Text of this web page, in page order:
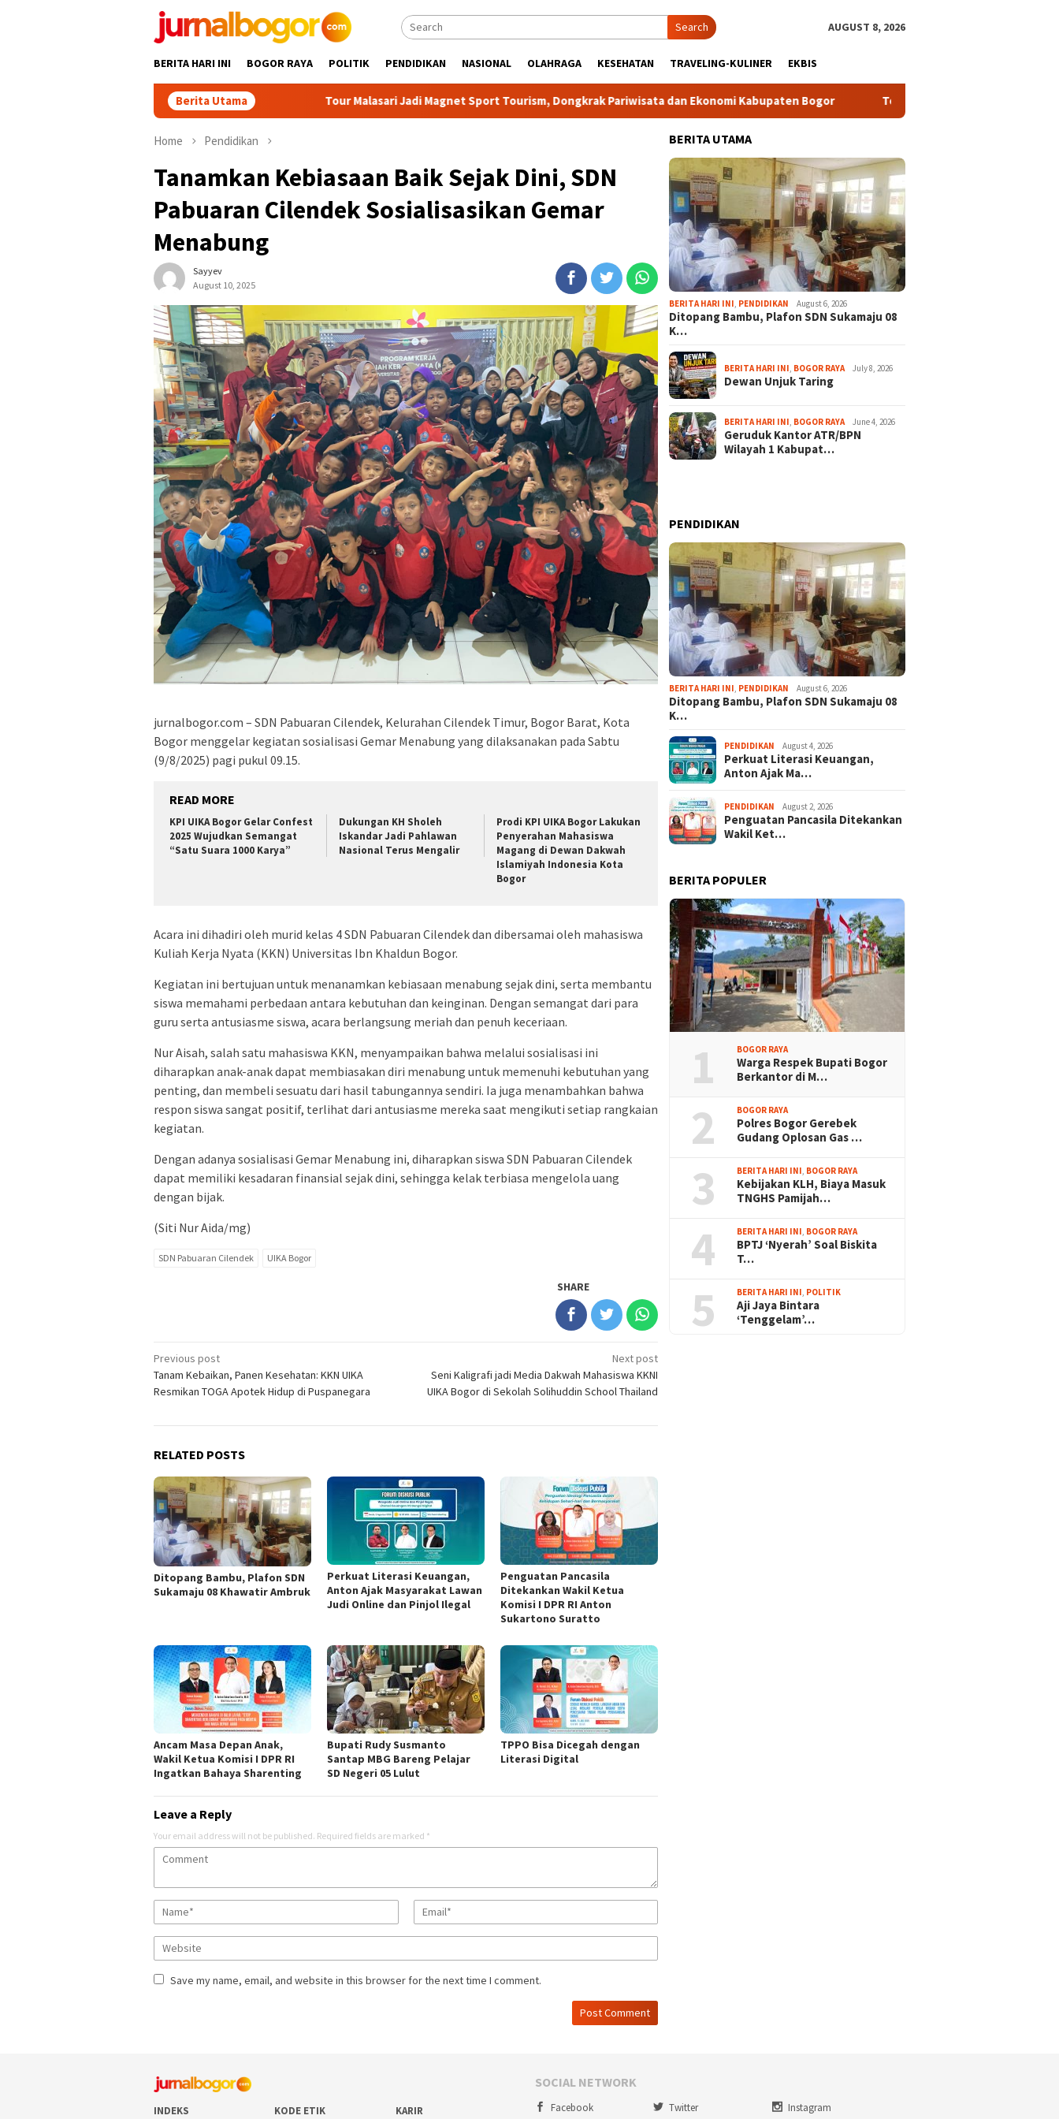
Search AUGUST 8, 2026
BERITA HARI INI BOGOR RAYA POLITIK PENDIDIKAN NASIONAL OLAHRAGA KESEHATAN TRAVELING-KULINER EKBIS
Berita Utama Tour Malasari Jadi Magnet Sport Tourism, Dongkrak Pariwisata dan Ekonomi Kabupaten Bogor Tour Malasari Halimun Salak Kian Diminati,
Home Pendidikan
Tanamkan Kebiasaan Baik Sejak Dini, SDN
Pabuaran Cilendek Sosialisasikan Gemar
Menabung
Sayyev
August 10, 2025
jurnalbogor.com – SDN Pabuaran Cilendek, Kelurahan Cilendek Timur, Bogor Barat, Kota
Bogor menggelar kegiatan sosialisasi Gemar Menabung yang dilaksanakan pada Sabtu
(9/8/2025) pagi pukul 09.15.
READ MORE
KPI UIKA Bogor Gelar Confest
2025 Wujudkan Semangat
“Satu Suara 1000 Karya”
Dukungan KH Sholeh
Iskandar Jadi Pahlawan
Nasional Terus Mengalir
Prodi KPI UIKA Bogor Lakukan
Penyerahan Mahasiswa
Magang di Dewan Dakwah
Islamiyah Indonesia Kota
Bogor
Acara ini dihadiri oleh murid kelas 4 SDN Pabuaran Cilendek dan dibersamai oleh mahasiswa
Kuliah Kerja Nyata (KKN) Universitas Ibn Khaldun Bogor.
Kegiatan ini bertujuan untuk menanamkan kebiasaan menabung sejak dini, serta membantu
siswa memahami perbedaan antara kebutuhan dan keinginan. Dengan semangat dari para
guru serta antusiasme siswa, acara berlangsung meriah dan penuh keceriaan.
Nur Aisah, salah satu mahasiswa KKN, menyampaikan bahwa melalui sosialisasi ini
diharapkan anak-anak dapat membiasakan diri menabung untuk memenuhi kebutuhan yang
penting, dan membeli sesuatu dari hasil tabungannya sendiri. Ia juga menambahkan bahwa
respon siswa sangat positif, terlihat dari antusiasme mereka saat mengikuti setiap rangkaian
kegiatan.
Dengan adanya sosialisasi Gemar Menabung ini, diharapkan siswa SDN Pabuaran Cilendek
dapat memiliki kesadaran finansial sejak dini, sehingga kelak terbiasa mengelola uang
dengan bijak.
(Siti Nur Aida/mg)
SDN Pabuaran Cilendek UIKA Bogor
SHARE
Post
navigation
Previous post
Tanam Kebaikan, Panen Kesehatan: KKN UIKA
Resmikan TOGA Apotek Hidup di Puspanegara
Next post
Seni Kaligrafi jadi Media Dakwah Mahasiswa KKNI
UIKA Bogor di Sekolah Solihuddin School Thailand
RELATED POSTS
Ditopang Bambu, Plafon SDN
Sukamaju 08 Khawatir Ambruk
Perkuat Literasi Keuangan,
Anton Ajak Masyarakat Lawan
Judi Online dan Pinjol Ilegal
Penguatan Pancasila
Ditekankan Wakil Ketua
Komisi I DPR RI Anton
Sukartono Suratto
Ancam Masa Depan Anak,
Wakil Ketua Komisi I DPR RI
Ingatkan Bahaya Sharenting
Bupati Rudy Susmanto
Santap MBG Bareng Pelajar
SD Negeri 05 Lulut
TPPO Bisa Dicegah dengan
Literasi Digital
Leave a Reply
Your email address will not be published. Required fields are marked *
Save my name, email, and website in this browser for the next time I comment.
BERITA UTAMA
BERITA HARI INI PENDIDIKAN August 6, 2026
Ditopang Bambu, Plafon SDN Sukamaju 08
K…
BERITA HARI INI BOGOR RAYA July 8, 2026
Dewan Unjuk Taring
BERITA HARI INI BOGOR RAYA June 4, 2026
Geruduk Kantor ATR/BPN
Wilayah 1 Kabupat…
PENDIDIKAN
BERITA HARI INI PENDIDIKAN August 6, 2026
Ditopang Bambu, Plafon SDN Sukamaju 08
K…
PENDIDIKAN August 4, 2026
Perkuat Literasi Keuangan,
Anton Ajak Ma…
PENDIDIKAN August 2, 2026
Penguatan Pancasila Ditekankan
Wakil Ket…
BERITA POPULER
1 BOGOR RAYA
Warga Respek Bupati Bogor
Berkantor di M…
2 BOGOR RAYA
Polres Bogor Gerebek
Gudang Oplosan Gas …
3 BERITA HARI INI, BOGOR RAYA
Kebijakan KLH, Biaya Masuk
TNGHS Pamijah…
4 BERITA HARI INI, BOGOR RAYA
BPTJ ‘Nyerah’ Soal Biskita
T…
5 BERITA HARI INI, POLITIK
Aji Jaya Bintara
‘Tenggelam’…
INDEKS KODE ETIK KARIR
SOCIAL NETWORK
Facebook Twitter Instagram